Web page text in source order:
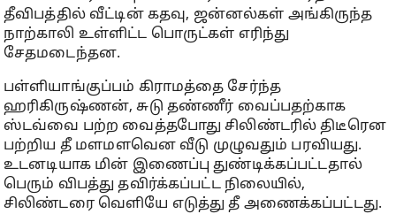
தீவிபத்தில் வீட்டின் கதவு, ஜன்னல்கள் அங்கிருந்த
நாற்காலி உள்ளிட்ட பொருட்கள் எரிந்து
சேதமடைந்தன.
பள்ளியாங்குப்பம் கிராமத்தை சேர்ந்த
ஹரிகிருஷ்ணன், சுடு தண்ணீர் வைப்பதற்காக
ஸ்டவ்வை பற்ற வைத்தபோது சிலிண்டரில் திடீரென
பற்றிய தீ மளமளவென வீடு முழுவதும் பரவியது.
உடனடியாக மின் இணைப்பு துண்டிக்கப்பட்டதால்
பெரும் விபத்து தவிர்க்கப்பட்ட நிலையில்,
சிலிண்டரை வெளியே எடுத்து தீ அணைக்கப்பட்டது.